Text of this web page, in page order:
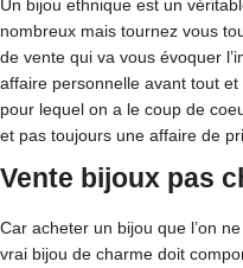
Un bijou ethnique est un
nombreux mais tournez vous
de vente qui va vous évoquer
affaire personnelle avant tout
pour lequel on a le coup de
et pas toujours une affaire de
Vente bijoux pas
Car acheter un bijou que l’on
vrai bijou de charme doit